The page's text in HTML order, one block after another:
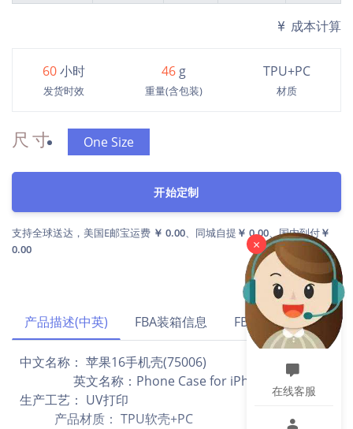
成本计算
60小时
发货时效
46 g
重量(含包装)
TPU+PC
材质
尺寸 One Size
开始定制
支持全球送达，美国E邮宝运费 ￥ 0.00、同城自提 ￥ 0.00、国内到付￥
0.00
产品描述(中英) FBA装箱信息 FBA运费试算
中文名称： 苹果16手机壳(75006)
英文名称：Phone Case for iPhone 16(75006)
生产工艺： UV打印
产品材质： TPU软壳+PC
×
在线客服